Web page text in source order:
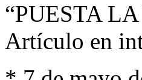
“PUESTA
Artículo en